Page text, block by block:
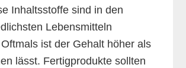
Inhaltsstoffe sind in den
Lebensmitteln
ist der Gehalt höher als
lässt. Fertigprodukte sollten